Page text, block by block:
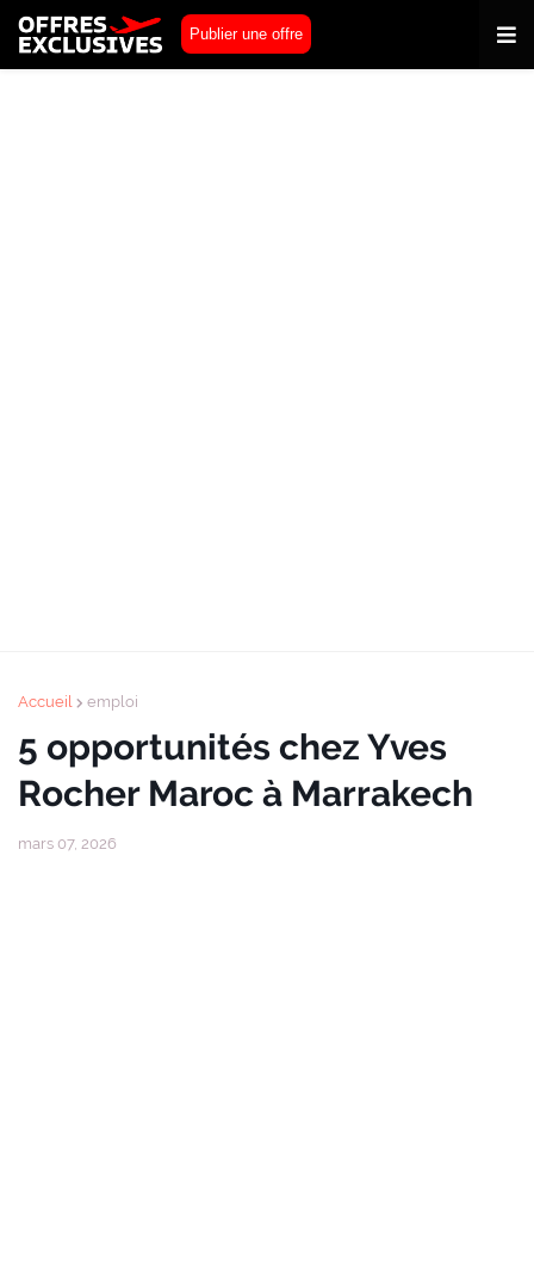
Publier une offre
Accueil emploi
5 opportunités chez Yves
Rocher Maroc à Marrakech
mars 07, 2026